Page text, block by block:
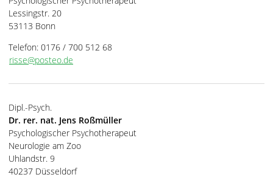
Lessingstr. 20
53113 Bonn
Telefon: 0176 / 700 512 68
risse@posteo.de
Dipl.-Psych.
Dr. rer. nat. Jens Roßmüller
Psychologischer Psychotherapeut
Neurologie am Zoo
Uhlandstr. 9
40237 Düsseldorf